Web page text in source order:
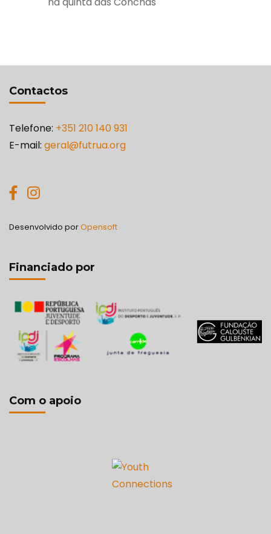
Contactos
Telefone: +351 210 140 931
E-mail: geral@futrua.org
Desenvolvido porOpensoft
Financiado por
Com o apoio